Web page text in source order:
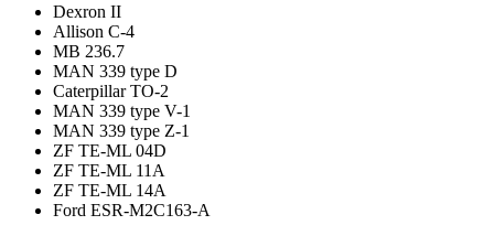
Dexron II
Allison C-4
MB 236.7
MAN 339 type D
Caterpillar TO-2
MAN 339 type V-1
MAN 339 type Z-1
ZF TE-ML 04D
ZF TE-ML 11A
ZF TE-ML 14A
Ford ESR-M2C163-A